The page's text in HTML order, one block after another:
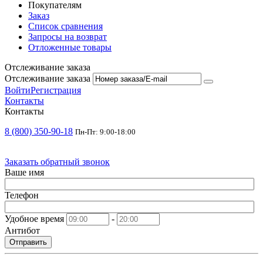
Покупателям
Заказ
Список сравнения
Запросы на возврат
Отложенные товары
Отслеживание заказа
Отслеживание заказа
ВойтиРегистрация
Контакты
Контакты
8 (800) 350-90-18 Пн-Пт: 9:00-18:00
Заказать обратный звонок
Ваше имя
Телефон
Удобное время
-
Антибот
Отправить